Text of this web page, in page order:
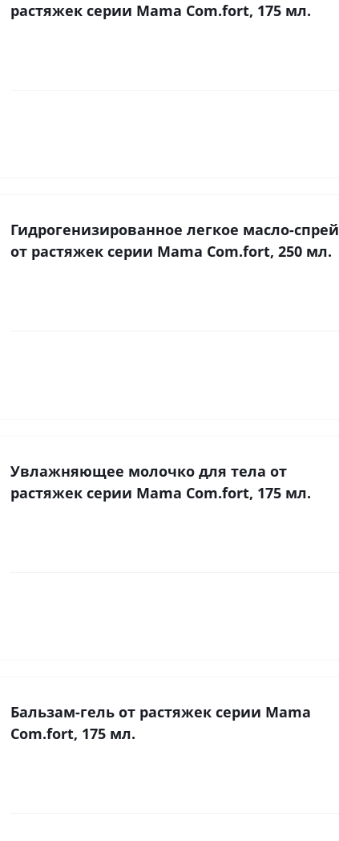
растяжек серии Mama Com.fort, 175 мл.
Гидрогенизированное легкое масло-спрей
от растяжек серии Mama Com.fort, 250 мл.
Увлажняющее молочко для тела от
растяжек серии Mama Com.fort, 175 мл.
Бальзам-гель от растяжек серии Mama
Com.fort, 175 мл.